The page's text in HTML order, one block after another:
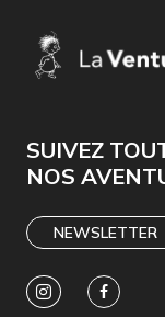
SUIVEZ
NOS
NEWSLETTER